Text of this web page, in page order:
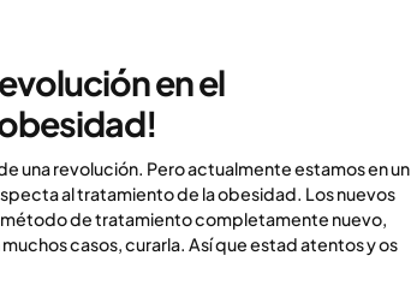
en el
una revolución. Pero actualmente estamos en un
al tratamiento de la obesidad. Los nuevos
de tratamiento completamente nuevo,
casos, curarla. Así que estad atentos y os